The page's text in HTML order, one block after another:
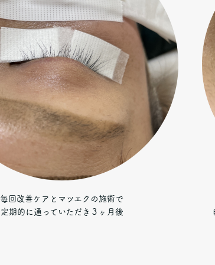
毎回改善ケアとマツエクの施術で
定期的に通っていただき３ヶ月後